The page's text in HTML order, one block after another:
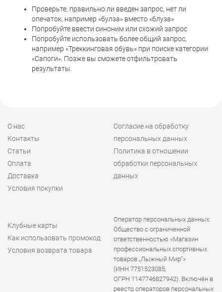
Проверьте, правильно ли введен запрос, нет ли
опечаток, например «булза» вместо «блуза»
Попробуйте ввести синоним или схожий запрос
Попробуйте использовать более общий запрос,
например «Треккинговая обувь» при поиске категории
«Сапоги». Позже вы сможете отфильтровать
результаты.
О нас
Контакты
Статьи
Оплата
Доставка
Условия покупки
Согласие на обработку
персональных данных
Политика в отношении
обработки персональных
данных
Клубные карты
Как использовать промокод
Условия возврата товара
Оператор персональных данных:
Общество с ограниченной
ответственностью «Магазин
профессиональных спортивных
товаров „Лыжный Мир“»
(ИНН 7751523085,
ОГРН 1147746827942). Включён в
реестр операторов персональных